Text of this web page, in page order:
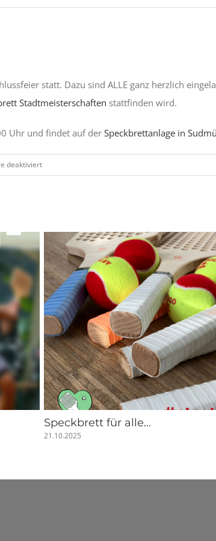
statt. Dazu sind ALLE ganz herzlich
Stadtmeisterschaften stattfinden wird.
Uhr und findet auf derSpeckbrettanlage in
deaktiviertfür
Abschlussfeier
Speckbrett für alle…
21.10.2025